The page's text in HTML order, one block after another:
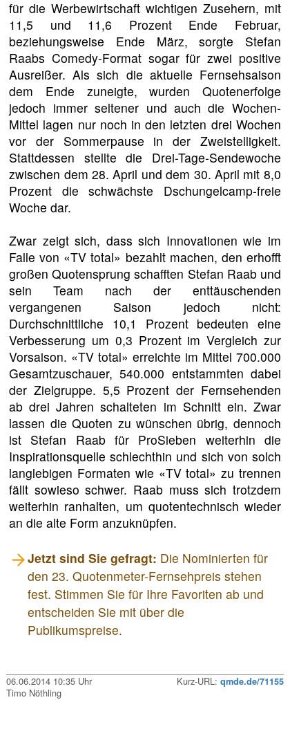
für die Werbewirtschaft wichtigen Zusehern, mit
11,5 und 11,6 Prozent Ende Februar,
beziehungsweise Ende März, sorgte Stefan
Raabs Comedy-Format sogar für zwei positive
Ausreißer. Als sich die aktuelle Fernsehsaison
dem Ende zuneigte, wurden Quotenerfolge
jedoch immer seltener und auch die Wochen-
Mittel lagen nur noch in den letzten drei Wochen
vor der Sommerpause in der Zweistelligkeit.
Stattdessen stellte die Drei-Tage-Sendewoche
zwischen dem 28. April und dem 30. April mit 8,0
Prozent die schwächste Dschungelcamp-freie
Woche dar.
Zwar zeigt sich, dass sich Innovationen wie im
Falle von «TV total» bezahlt machen, den erhofft
großen Quotensprung schafften Stefan Raab und
sein Team nach der enttäuschenden
vergangenen Saison jedoch nicht:
Durchschnittliche 10,1 Prozent bedeuten eine
Verbesserung um 0,3 Prozent im Vergleich zur
Vorsaison. «TV total» erreichte im Mittel 700.000
Gesamtzuschauer, 540.000 entstammten dabei
der Zielgruppe. 5,5 Prozent der Fernsehenden
ab drei Jahren schalteten im Schnitt ein. Zwar
lassen die Quoten zu wünschen übrig, dennoch
ist Stefan Raab für ProSieben weiterhin die
Inspirationsquelle schlechthin und sich von solch
langlebigen Formaten wie «TV total» zu trennen
fällt sowieso schwer. Raab muss sich trotzdem
weiterhin ranhalten, um quotentechnisch wieder
an die alte Form anzuknüpfen.
Jetzt sind Sie gefragt: Die Nominierten für
den 23. Quotenmeter-Fernsehpreis stehen
fest. Stimmen Sie für Ihre Favoriten ab und
entscheiden Sie mit über die
Publikumspreise.
06.06.2014 10:35 Uhr Kurz-URL: qmde.de/71155
Timo Nöthling